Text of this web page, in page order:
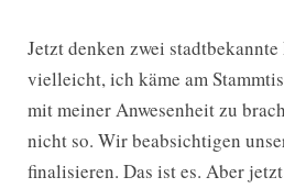
Jetzt denken zwei
vielleicht, ich käme am
mit meiner Anwesenheit zu
nicht so. Wir beabsichtigen
finalisieren. Das ist es. Aber